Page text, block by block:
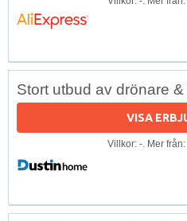
Stort utbud av drönare
VISA
Villkor: -. Mer från: